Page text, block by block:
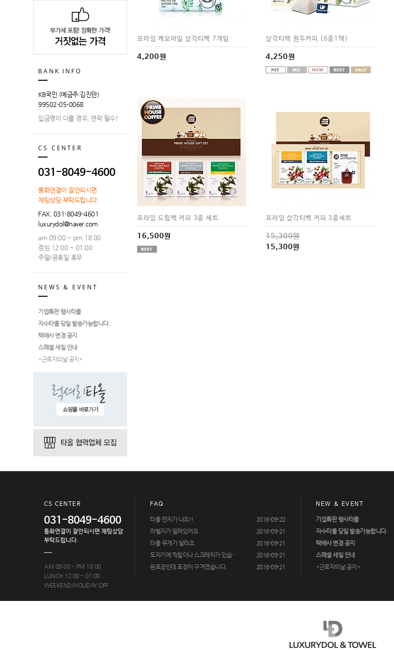
BANK INFO
KB국민 (예금주:김진만)
99502-05-0068
입금명이 다를 경우, 연락 필수!
CS CENTER
031-8049-4600
통화연결이 잘안되시면
채팅상담 부탁드립니다.
FAX. 031-8049-4601
luxurydol@naver.com
am 09:00 ~ pm 18:00
점심 12:00 ~ 01:00
주말/공휴일 휴무
NEWS & EVENT
기업특판 행사타올
자수타올 당일 발송가능합니다.
택배사 변경 공지
스페셜 세일 안내
*근로자의날 공지*
프라임 캐모마일 삼각티백 7개입
4,200원
삼각티백 원두커피 (6종1택)
4,250원
프라임 드립백 커피 3종 세트
16,500원
프라임 삼각티백 커피 3종세트
15,300원
15,300원
CS CENTER
031-8049-4600
통화연결이 잘안되시면 채팅상담
부탁드립니다.
AM 09:00 ~ PM 18:00
LUNCH 12:00 ~ 01:00
WEEKEND/HOLIDAY OFF
FAQ
타올 먼지가 나요!!
2016-09-22
라벨지가 밀려있어요
2016-09-21
타올 무게가 달라요
2016-09-21
도자기에 찍힘이나 스크레치가 있습…
2016-09-21
완포장인데 포장이 구겨졌습니다.
2016-09-21
NEW & EVENT
기업특판 행사타올
자수타올 당일 발송가능합니다.
택배사 변경 공지
스페셜 세일 안내
*근로자의날 공지*